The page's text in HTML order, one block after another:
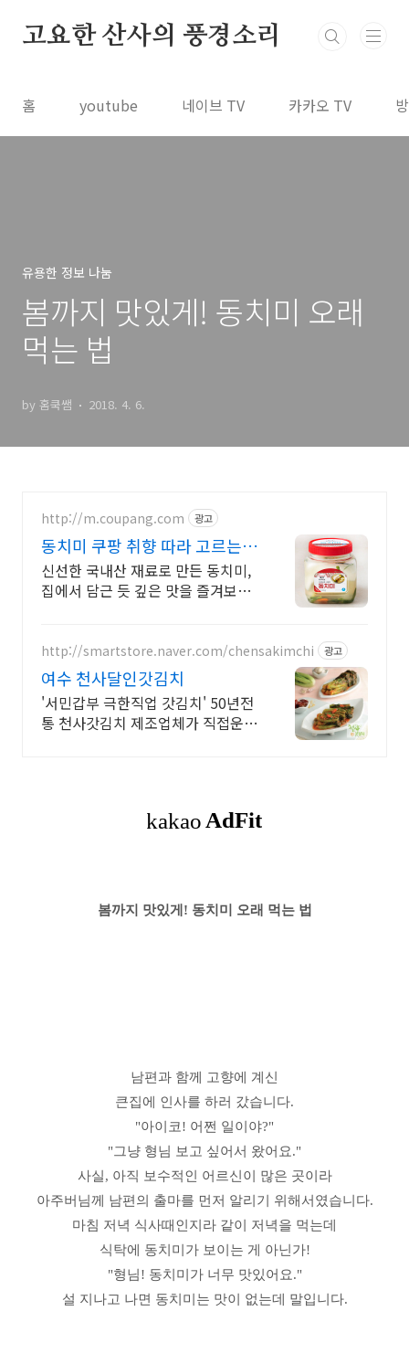
고요한 산사의 풍경소리
홈 youtube 네이브 TV 카카오 TV
유용한 정보 나눔
봄까지 맛있게! 동치미 오래
먹는 법
by 홈쿡쌤 2018. 4. 6.
http://m.coupang.com 광고
동치미 쿠팡 취향 따라 고르는
별미
신선한 국내산 재료로 만든 동치미,
집에서 담근 듯 깊은 맛을 즐겨보세
http://smartstore.naver.com/chensakimchi 광고
여수 천사달인갓김치
'서민갑부 극한직업 갓김치' 50년전
통 천사갓김치 제조업체가 직접운영
봄까지 맛있게! 동치미 오래 먹는 법
남편과 함께 고향에 계신
큰집에 인사를 하러 갔습니다.
"아이코! 어쩐 일이야?"
"그냥 형님 보고 싶어서 왔어요."
사실, 아직 보수적인 어르신이 많은 곳이라
아주버님께 남편의 출마를 먼저 알리기 위해서였습니다.
마침 저녁 식사때인지라 같이 저녁을 먹는데
식탁에 동치미가 보이는 게 아닌가!
"형님! 동치미가 너무 맛있어요."
설 지나고 나면 동치미는 맛이 없는데 말입니다.